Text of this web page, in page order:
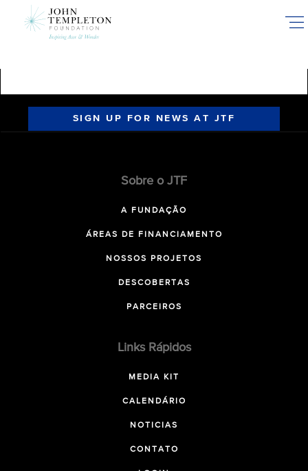
SIGN UP FOR NEWS AT JTF
Sobre o JTF
A FUNDAÇÃO
ÁREAS DE FINANCIAMENTO
NOSSOS PROJETOS
DESCOBERTAS
PARCEIROS
Links Rápidos
MEDIA KIT
CALENDÁRIO
NOTICIAS
CONTATO